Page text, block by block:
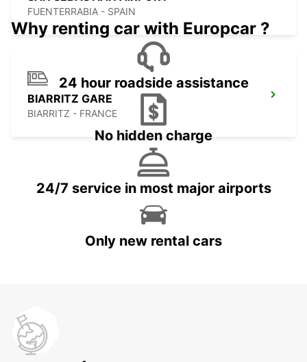
FUENTERRABIA - SPAIN
BIARRITZ GARE
BIARRITZ - FRANCE
Why renting car with Europcar ?
24 hour roadside assistance
No hidden charge
24/7 service in most major airports
Only new rental cars